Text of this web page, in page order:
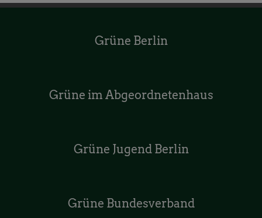
Grüne Berlin
Grüne im Abgeordnetenhaus
Grüne Jugend Berlin
Grüne Bundesverband